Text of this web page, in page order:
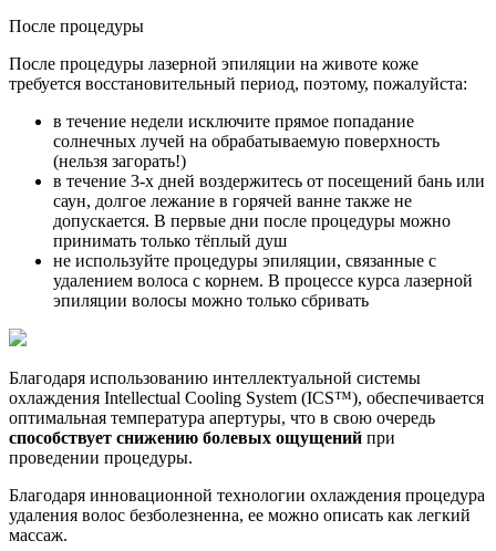
После процедуры
После процедуры лазерной эпиляции на животе коже
требуется восстановительный период, поэтому, пожалуйста:
в течение недели исключите прямое попадание
солнечных лучей на обрабатываемую поверхность
(нельзя загорать!)
в течение 3-х дней воздержитесь от посещений бань или
саун, долгое лежание в горячей ванне также не
допускается. В первые дни после процедуры можно
принимать только тёплый душ
не используйте процедуры эпиляции, связанные с
удалением волоса с корнем. В процессе курса лазерной
эпиляции волосы можно только сбривать
Благодаря использованию интеллектуальной системы
охлаждения Intellectual Cooling System (ICS™), обеспечивается
оптимальная температура апертуры, что в свою очередь
способствует снижению болевых ощущений при
проведении процедуры.
Благодаря инновационной технологии охлаждения процедура
удаления волос безболезненна, ее можно описать как легкий
массаж.